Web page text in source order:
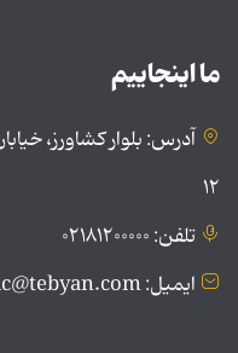
ما اینجاییم
آدرس: بلوار کشاورز،
۱۲
تلفن: ۰۲۱۸۱۲۰۰۰۰۰
ایمیل: public@tebyan.com